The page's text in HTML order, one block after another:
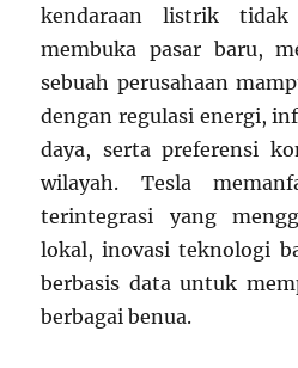
kendaraan listrik
membuka pasar baru,
sebuah perusahaan
dengan regulasi energi,
daya, serta preferensi
wilayah. Tesla
terintegrasi yang
lokal, inovasi teknologi
berbasis data untuk
berbagai benua.